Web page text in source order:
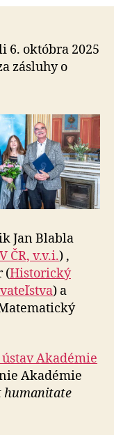
a
6. októbra 2025
zásluhy o
Jan Blabla
ČR, v.v.i.) ,
(Historický
) a
Akadémie
Akadémie
humanitate